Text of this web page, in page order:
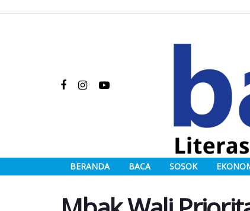
BERANDA BACA SOSOK